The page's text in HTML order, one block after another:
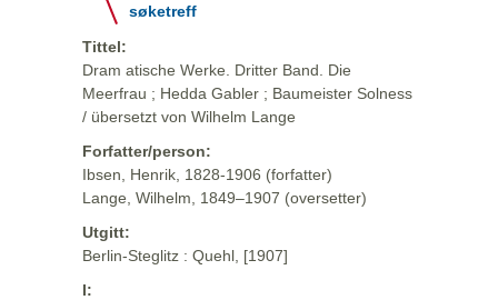
søketreff
Tittel:
Dram atische Werke. Dritter Band. Die
Meerfrau ; Hedda Gabler ; Baumeister Solness
/ übersetzt von Wilhelm Lange
Forfatter/person:
Ibsen, Henrik, 1828-1906 (forfatter)
Lange, Wilhelm, 1849–1907 (oversetter)
Utgitt:
Berlin-Steglitz : Quehl, [1907]
I: